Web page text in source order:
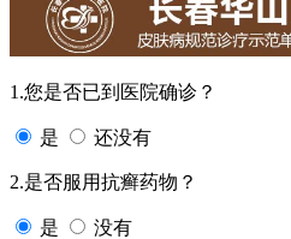
1.您是否已到医院确诊？
是 还没有
2.是否服用抗癣药物？
是 没有